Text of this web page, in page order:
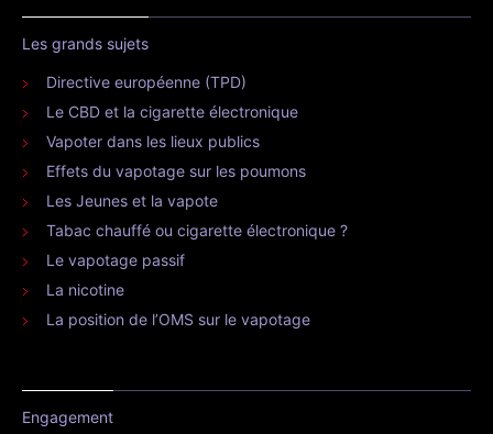
Les grands sujets
Directive européenne (TPD)
Le CBD et la cigarette électronique
Vapoter dans les lieux publics
Effets du vapotage sur les poumons
Les Jeunes et la vapote
Tabac chauffé ou cigarette électronique ?
Le vapotage passif
La nicotine
La position de l’OMS sur le vapotage
Engagement